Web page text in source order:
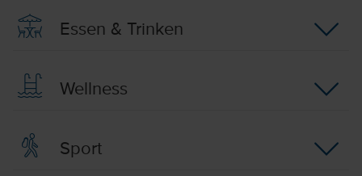
Essen & Trinken
Wellness
Sport